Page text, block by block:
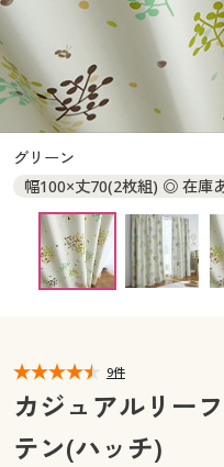
大きいサイズ レディース
大きいサイズ メンズ
大きいサイズ 事務・制服
シークレットセール
商品カテゴリ一覧
カタログ
カタログ・チラシからの
デジタルカタログ
カタログ無料プレゼン
マイページ
閲覧履歴
大きいサイズ メンズ
大きいサイズ 事務・制服
カタログ・チラシから
カタログ無料プレゼン
会員メニュー
閲覧履歴
お気に入り
グリーン
幅100×丈70(2枚組) ◎ 在庫
幅100×丈75(2枚組) ○ 在庫
幅100×丈80(2枚組) ◎ 在庫
幅100×丈85(2枚組) ○ 在庫
幅100×丈105(2枚組) ◎ 在庫
幅100×丈110(2枚組) ◎ 在庫
幅100×丈115(2枚組) ◎ 在庫
9件
カジュアルリー
テン(ハッチ)